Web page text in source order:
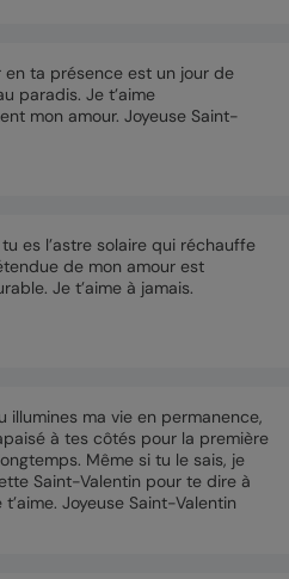
en ta présence est un jour de
paradis. Je t’aime
mon amour. Joyeuse Saint-
es l’astre solaire qui réchauffe
de mon amour est
Je t’aime à jamais.
illumines ma vie en permanence,
à tes côtés pour la première
Même si tu le sais, je
Saint-Valentin pour te dire à
Joyeuse Saint-Valentin